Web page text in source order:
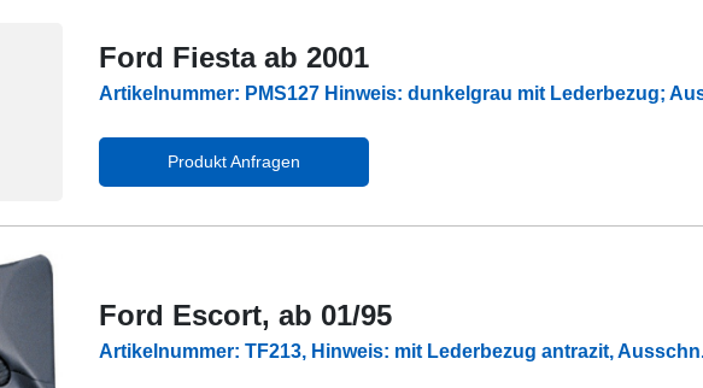
Ford Fiesta ab 2001
Artikelnummer: PMS127 Hinweis: dunkelgrau mit Lederbezug;
Produkt Anfragen
Ford Escort, ab 01/95
Artikelnummer: TF213, Hinweis: mit Lederbezug antrazit,